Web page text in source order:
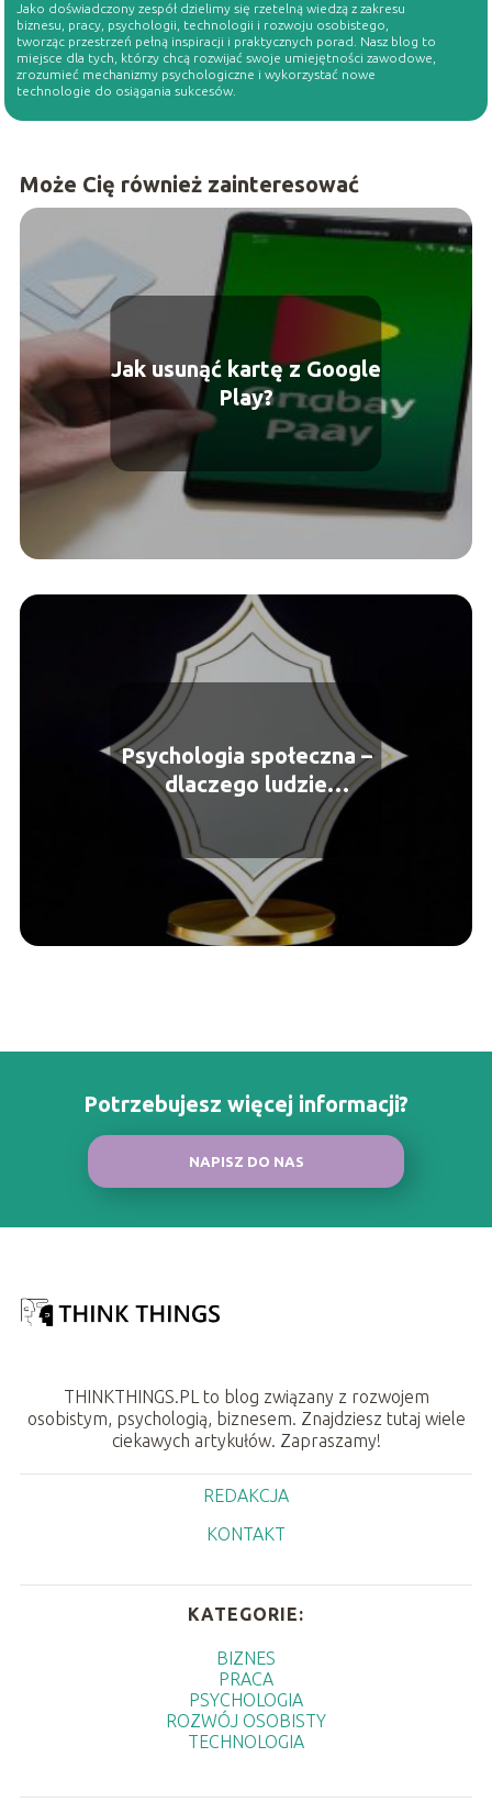
Jako doświadczony zespół dzielimy się rzetelną wiedzą z zakresu
biznesu, pracy, psychologii, technologii i rozwoju osobistego,
tworząc przestrzeń pełną inspiracji i praktycznych porad. Nasz blog to
miejsce dla tych, którzy chcą rozwijać swoje umiejętności zawodowe,
zrozumieć mechanizmy psychologiczne i wykorzystać nowe
technologie do osiągania sukcesów.
Może Cię również zainteresować
Jak usunąć kartę z Google
Play?
Psychologia społeczna –
dlaczego ludzie
zachowują się tak, a nie
inaczej?
Potrzebujesz więcej informacji?
NAPISZ DO NAS
THINKTHINGS.PL to blog związany z rozwojem
osobistym, psychologią, biznesem. Znajdziesz tutaj wiele
ciekawych artykułów. Zapraszamy!
REDAKCJA
KONTAKT
KATEGORIE:
BIZNES
PRACA
PSYCHOLOGIA
ROZWÓJ OSOBISTY
TECHNOLOGIA